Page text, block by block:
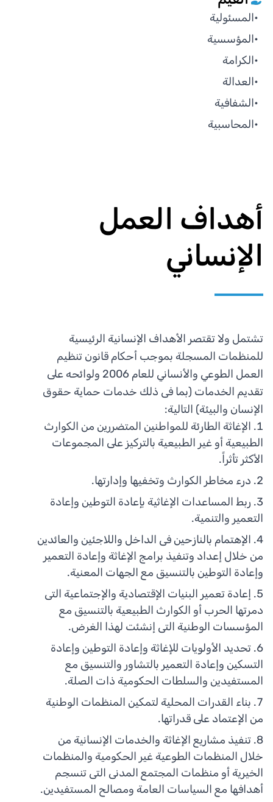
•المسئولية
•المؤسسية
•الكرامة
•العدالة
•الشفافية
•المحاسبية
أهداف العمل
الإنساني
تشتمل ولا تقتصر الأهداف الإنسانية الرئيسية
للمنظمات المسجلة بموجب أحكام قانون تنظيم
العمل الطوعي والأنساني للعام 2006 ولوائحه على
تقديم الخدمات (بما فى ذلك خدمات حماية حقوق
الإنسان والبيئة) التالية:
الإغاثة الطارئة للمواطنين المتضررين من الكوارث
الطبيعية أو غير الطبيعية بالتركيز على المجموعات
الأكثر تأثراً.
درء مخاطر الكوارث وتخفيها وإدارتها.
ربط المساعدات الإغاثية بإعادة التوطين وإعادة
التعمير والتنمية.
الإهتمام بالنازحين فى الداخل واللاجئين والعائدين
من خلال إعداد وتنفيذ برامج الإغاثة وإعادة التعمير
وإعادة التوطين بالتنسيق مع الجهات المعنية.
إعادة تعمير البنيات الإقتصادية والإجتماعية التى
دمرتها الحرب أو الكوارث الطبيعية بالتنسيق مع
المؤسسات الوطنية التى إنشئت لهذا الغرض.
تحديد الأولويات للإغاثة وإعادة التوطين وإعادة
التسكين وإعادة التعمير بالتشاور والتنسيق مع
المستفيدين والسلطات الحكومية ذات الصلة.
بناء القدرات المحلية لتمكين المنظمات الوطنية
من الإعتماد على قدراتها.
تنفيذ مشاريع الإغاثة والخدمات الإنسانية من
خلال المنظمات الطوعية غير الحكومية والمنظمات
الخيرية أو منظمات المجتمع المدنى التى تنسجم
أهدافها مع السياسات العامة ومصالح المستفيدين.